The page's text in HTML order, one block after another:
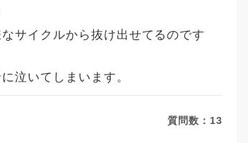
サイクルから抜け出せてるのです
泣いてしまいます。
質問数： 13